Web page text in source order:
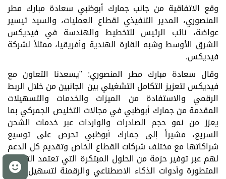
وقع الاتفاقية من جانب جمارك أبوظبي سعادة مبارك مطر
المنصوري، المدير التنفيذي لقطاع العمليات، والسيد تيسير
عواضة، نائب الرئيس للتخطيط والهندسة في فيديكس
الشرق الأوسط وشبه القارة الهندية وأفريقيا، ممثلاً لشركة
فيديكس.
وقال سعادة مبارك مطر المنصوري: "يسعدنا التعاون مع
فيديكس لتعزيز التكامل التشغيلي بين الجانبين من خلال الربط
الرقمي والاستفادة من الميزات والخدمات والتسهيلات
المقدمة من جمارك أبوظبي في مجالات التخليص الجمركي بما
يعزز من نمو حجم الصادرات والواردات عبر خدمات الشحن
السريع، مشيراً إلى جمارك أبوظبي تحرص على توسيع
شراكاتها مع مختلف شركات القطاع الخاص وتقديم كل الدعم
لهم عبر توفير حزمة من الحلول المبتكرة التي تعتمد التقنيات
المتطورة وأدوات الذكاء الاصطناعي والرقمنة لتسهيل حركة